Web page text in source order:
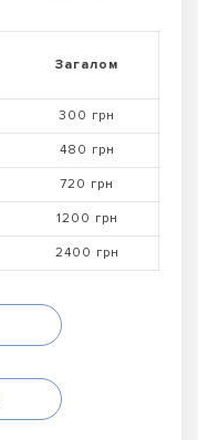
Загалом
300 грн
480 грн
720 грн
1200 грн
2400 грн